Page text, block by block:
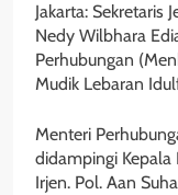
Jakarta: Sekretaris
Nedy Wilbhara
Perhubungan
Mudik Lebaran
Menteri
didampingi Kepala
Irjen. Pol. Aan